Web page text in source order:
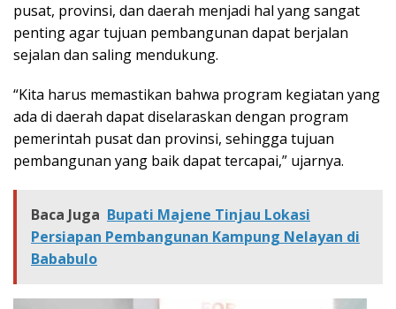
pusat, provinsi, dan daerah menjadi hal yang sangat
penting agar tujuan pembangunan dapat berjalan
sejalan dan saling mendukung.
“Kita harus memastikan bahwa program kegiatan yang
ada di daerah dapat diselaraskan dengan program
pemerintah pusat dan provinsi, sehingga tujuan
pembangunan yang baik dapat tercapai,” ujarnya.
Baca Juga Bupati Majene Tinjau Lokasi
Persiapan Pembangunan Kampung Nelayan di
Bababulo